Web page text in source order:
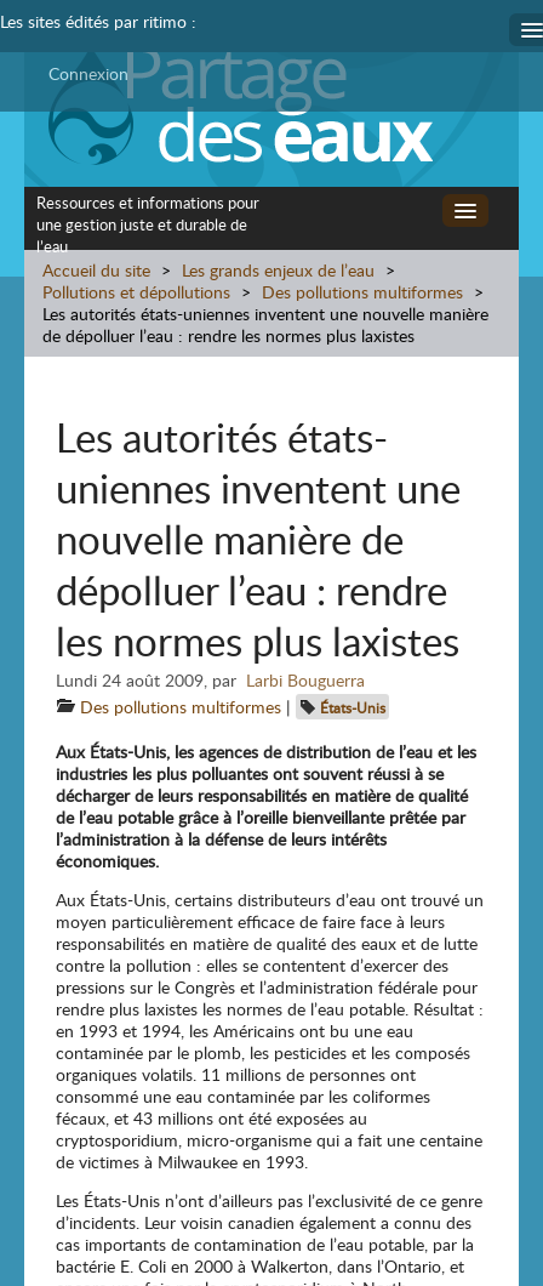
Ressources et informations pour
une gestion juste et durable de
l’eauAccueil
Les grands enjeux de l’eau
Dossiers spéciaux
English
Accueil du site > Les grands enjeux de l’eau >
Pollutions et dépollutions > Des pollutions multiformes >
Les autorités états-uniennes inventent une nouvelle manière
de dépolluer l’eau : rendre les normes plus laxistes
Les autorités états-
uniennes inventent une
nouvelle manière de
dépolluer l’eau : rendre
les normes plus laxistes
Lundi 24 août 2009, par Larbi Bouguerra
Des pollutions multiformes | États-Unis
Aux États-Unis, les agences de distribution de l’eau et les
industries les plus polluantes ont souvent réussi à se
décharger de leurs responsabilités en matière de qualité
de l’eau potable grâce à l’oreille bienveillante prêtée par
l’administration à la défense de leurs intérêts
économiques.
Aux États-Unis, certains distributeurs d’eau ont trouvé un
moyen particulièrement efficace de faire face à leurs
responsabilités en matière de qualité des eaux et de lutte
contre la pollution : elles se contentent d’exercer des
pressions sur le Congrès et l’administration fédérale pour
rendre plus laxistes les normes de l’eau potable. Résultat :
en 1993 et 1994, les Américains ont bu une eau
contaminée par le plomb, les pesticides et les composés
organiques volatils. 11 millions de personnes ont
consommé une eau contaminée par les coliformes
fécaux, et 43 millions ont été exposées au
cryptosporidium, micro-organisme qui a fait une centaine
de victimes à Milwaukee en 1993.
Les États-Unis n’ont d’ailleurs pas l’exclusivité de ce genre
d’incidents. Leur voisin canadien également a connu des
cas importants de contamination de l’eau potable, par la
bactérie E. Coli en 2000 à Walkerton, dans l’Ontario, et
Connexion
Les sites édités par ritimo :
Ritimothèque
Coredem